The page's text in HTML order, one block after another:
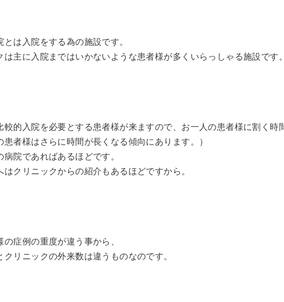
とは入院をする為の施設です。
は主に入院まではいかないような患者様が多くいらっしゃる施設です。
較的入院を必要とする患者様が来ますので、お一人の患者様に割く時
患者様はさらに時間が長くなる傾向にあります。）
病院であればあるほどです。
はクリニックからの紹介もあるほどですから。
の症例の重度が違う事から、
クリニックの外来数は違うものなのです。